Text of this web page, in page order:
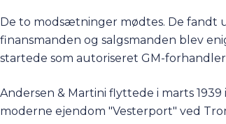
De to modsætninger mødtes. De fandt
finansmanden og salgsmanden blev
startede som autoriseret GM-
Andersen & Martini flyttede i marts
moderne ejendom "Vesterport" ved